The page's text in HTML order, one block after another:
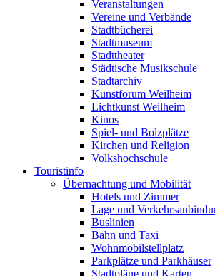
Veranstaltungen
Vereine und Verbände
Stadtbücherei
Stadtmuseum
Stadttheater
Städtische Musikschule
Stadtarchiv
Kunstforum Weilheim
Lichtkunst Weilheim
Kinos
Spiel- und Bolzplätze
Kirchen und Religion
Volkshochschule
Touristinfo
Übernachtung und Mobilität
Hotels und Zimmer
Lage und
Buslinien
Bahn und Taxi
Wohnmobilstellplatz
Parkplätze und Parkhäuser
Stadtpläne und Karten